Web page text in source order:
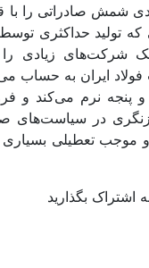
تولید حداکثری
شرکت‌های زیادی
ایران به حساب
پنجه نرم می‌کند و
در سیاست‌‌‌های
تعطیلی بسیاری
اشتراک بگذارید